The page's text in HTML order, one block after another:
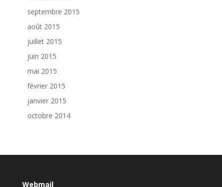
septembre 2015
août 2015
juillet 2015
juin 2015
mai 2015
février 2015
janvier 2015
octobre 2014
Webmail